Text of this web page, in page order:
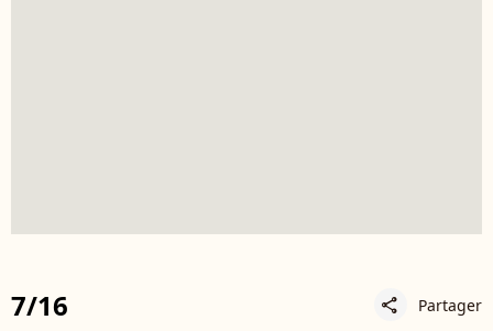
7/16 share Partager